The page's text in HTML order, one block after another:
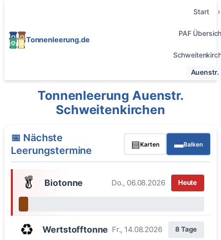
Tonnenleerung.de
Start
PAF
Auenstr.
Tonnenleerung Auenstr.
Schweitenkirchen
📅 Nächste
Leerungstermine
▤Karten ▬Balken
🥬 Biotonne Do., 06.08.2026 Heute
♻️ Wertstofftonne Fr., 14.08.2026 8 Tage